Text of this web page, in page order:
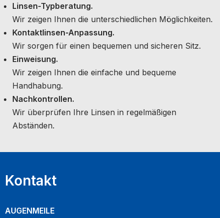
Linsen-Typberatung.
Wir zeigen Ihnen die unterschiedlichen Möglichkeiten.
Kontaktlinsen-Anpassung.
Wir sorgen für einen bequemen und sicheren Sitz.
Einweisung.
Wir zeigen Ihnen die einfache und bequeme
Handhabung.
Nachkontrollen.
Wir überprüfen Ihre Linsen in regelmäßigen
Abständen.
Kontakt
AUGENMEILE